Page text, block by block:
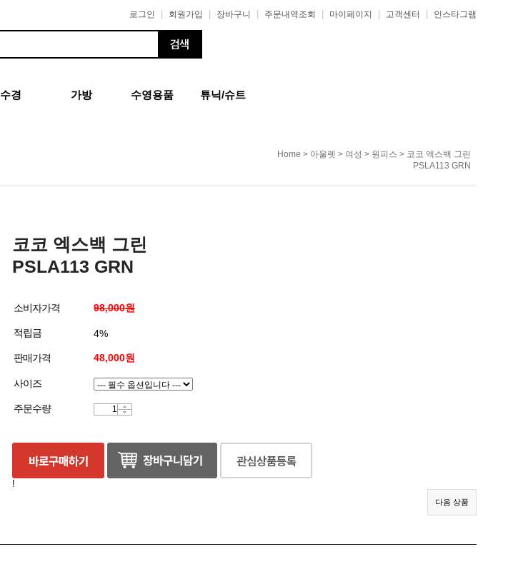
로그인 회원가입 장바구니 주문내역조회 마이페이지 고객센터 인스타그램
수경 가방 수영용품 튜닉/슈트
Home > 아울렛 > 여성 > 원피스 > 코코 엑스백 그린
PSLA113 GRN
코코 엑스백 그린
PSLA113 GRN
소비자가격 98,000원
적립금 4%
판매가격 48,000원
사이즈
주문수량
!
다음 상품